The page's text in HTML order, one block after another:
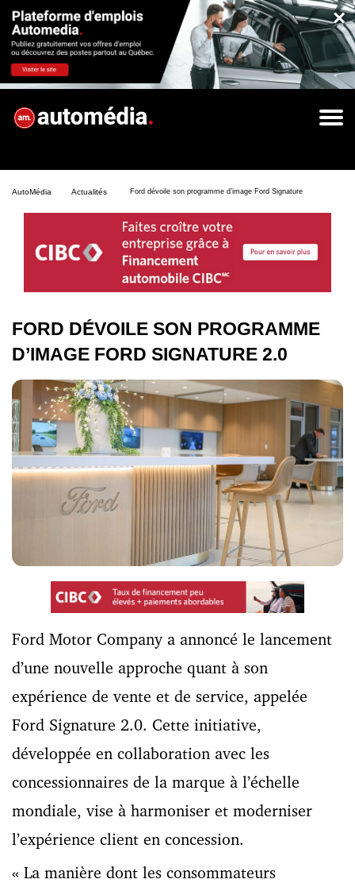
×
AutoMédia Actualités Ford dévoile son programme d’image Ford Signature 2.0
FORD DÉVOILE SON PROGRAMME
D’IMAGE FORD SIGNATURE 2.0
Ford Motor Company a annoncé le lancement
d’une nouvelle approche quant à son
expérience de vente et de service, appelée
Ford Signature 2.0. Cette initiative,
développée en collaboration avec les
concessionnaires de la marque à l’échelle
mondiale, vise à harmoniser et moderniser
l’expérience client en concession.
« La manière dont les consommateurs